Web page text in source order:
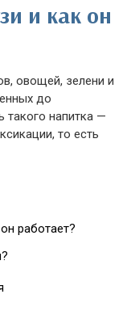
и как он
овощей, зелени и
до
такого напитка —
то есть
работает?